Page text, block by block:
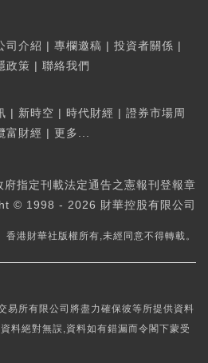
司介紹 | 專欄邀稿 | 投資者關係 |
政策 | 聯絡我們
| 新時空 | 時代財經 | 證券市場周
富財經 | 更多...
府指定刊載法定通告之憲報刊登報章
© 1998 - 2026 財華控股有限公司
香港財華社版權所有,未經同意不得轉載。
易所有限公司將盡力確保彼等所提供資料
料絕對無誤,資料如有錯漏而令閣下蒙受